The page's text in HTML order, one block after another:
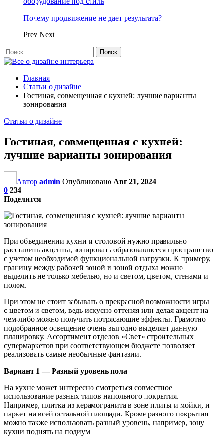
Почему продвижение не дает результата?
Prev Next
Главная
Статьи о дизайне
Гостиная, совмещенная с кухней: лучшие варианты
зонирования
Статьи о дизайне
Гостиная, совмещенная с кухней:
лучшие варианты зонирования
Автор admin Опубликовано Авг 21, 2024
0 234
Поделится
При объединении кухни и столовой нужно правильно
расставить акценты, зонировать образовавшееся пространство
с учетом необходимой функциональной нагрузки. К примеру,
границу между рабочей зоной и зоной отдыха можно
выделить не только мебелью, но и светом, цветом, стенами и
полом.
При этом не стоит забывать о прекрасной возможности игры
с цветом и светом, ведь искусно оттеняя или делая акцент на
чем-либо можно получить потрясающие эффекты. Грамотно
подобранное освещение очень выгодно выделяет данную
планировку. Ассортимент отделов «Свет» строительных
супермаркетов при соответствующем бюджете позволяет
реализовать самые необычные фантазии.
Вариант 1 — Разный уровень пола
На кухне может интересно смотреться совместное
использование разных типов напольного покрытия.
Например, плитка из керамогранита в зоне плиты и мойки, и
паркет на всей остальной площади. Кроме разного покрытия
можно также использовать разный уровень, например, зону
кухни поднять на подиум.